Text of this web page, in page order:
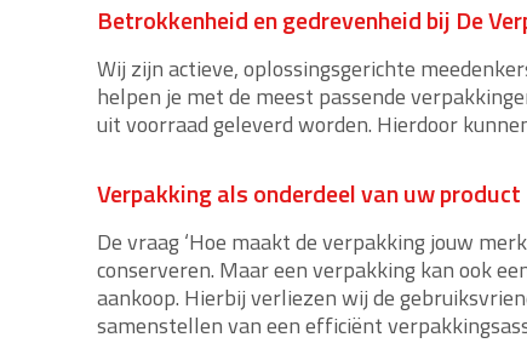
Betrokkenheid en gedrevenheid bij De
Wij zijn actieve, oplossingsgerichte
helpen je met de meest passende
uit voorraad geleverd worden. Hierdoor
Verpakking als onderdeel van uw product
De vraag ‘Hoe maakt de verpakking jouw
conserveren. Maar een verpakking kan ook
aankoop. Hierbij verliezen wij de
samenstellen van een efficiënt